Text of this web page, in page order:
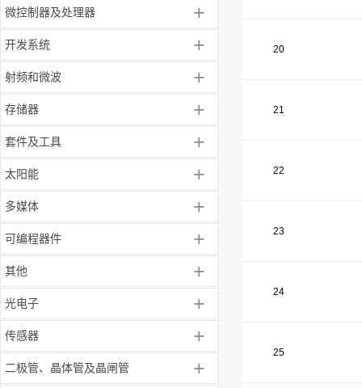
微控制器及处理器 +
开发系统 +
射频和微波 +
存储器 +
套件及工具 +
太阳能 +
多媒体 +
可编程器件 +
其他 +
光电子 +
传感器 +
二极管、晶体管及晶闸管 +
20
21
22
23
24
25